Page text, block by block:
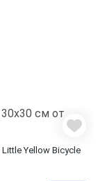
Yellow Bicycle